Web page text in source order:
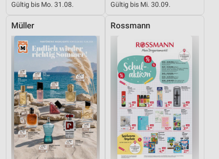
Gültig bis Mo. 31.08. Gültig bis Mi. 30.09.
Müller Rossmann